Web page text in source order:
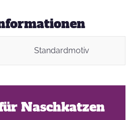
Standardmotiv
Naschkatzen